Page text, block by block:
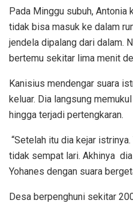
Pada Minggu subuh, Antonia
tidak bisa masuk ke dalam
jendela dipalang dari dalam.
bertemu sekitar lima menit
Kanisius mendengar suara
keluar. Dia langsung
hingga terjadi pertengkaran.
“Setelah itu dia kejar
tidak sempat lari. Akhinya dia
Yohanes dengan suara
Desa berpenghuni sekitar